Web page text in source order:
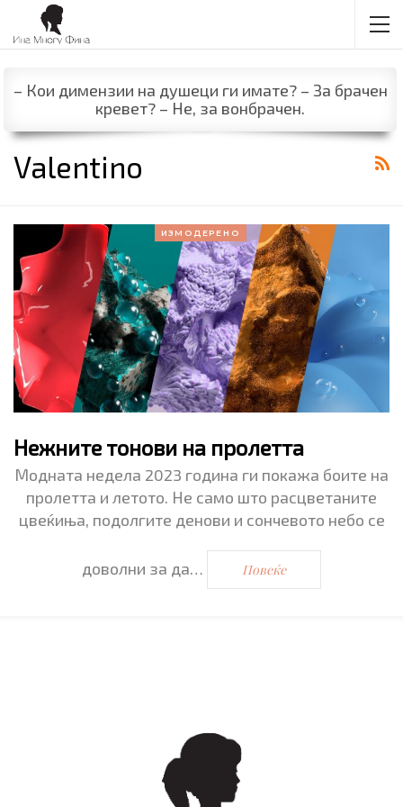
– Кои димензии на душеци ги имате? – За брачен
кревет? – Не, за вонбрачен.
Valentino
ИЗМОДЕРЕНО
Нежните тонови на пролетта
Модната недела 2023 година ги покажа боите на
пролетта и летото. Не само што расцветаните
цвеќиња, подолгите денови и сончевото небо се
доволни за да… Повеќе